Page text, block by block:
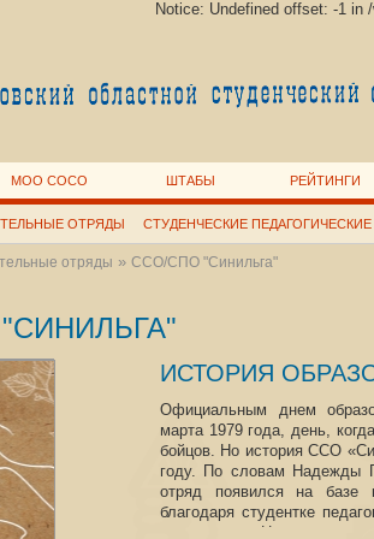
Notice: Undefined offset: -1 in
МОО СОСО ШТАБЫ РЕЙТИНГИ
ОТРЯДЫ СТУДЕНЧЕСКИЕ
отряды » ССО/СПО "Синильга"
ИСТОРИЯ
Официальным днем
марта 1979 года, день,
бойцов. Но история ССО
году. По словам Надежды
отряд появился на базе
благодаря студентке
съездив на Целину с